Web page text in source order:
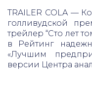
TRAILER COLA —
голливудской
трейлер “Сто лет
в Рейтинг
«Лучшим
версии Центра